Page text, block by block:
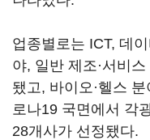
업종별로는 ICT, 데
야, 일반 제조·서비
됐고, 바이오·헬스
로나19 국면에서 각
28개사가 선정됐다.